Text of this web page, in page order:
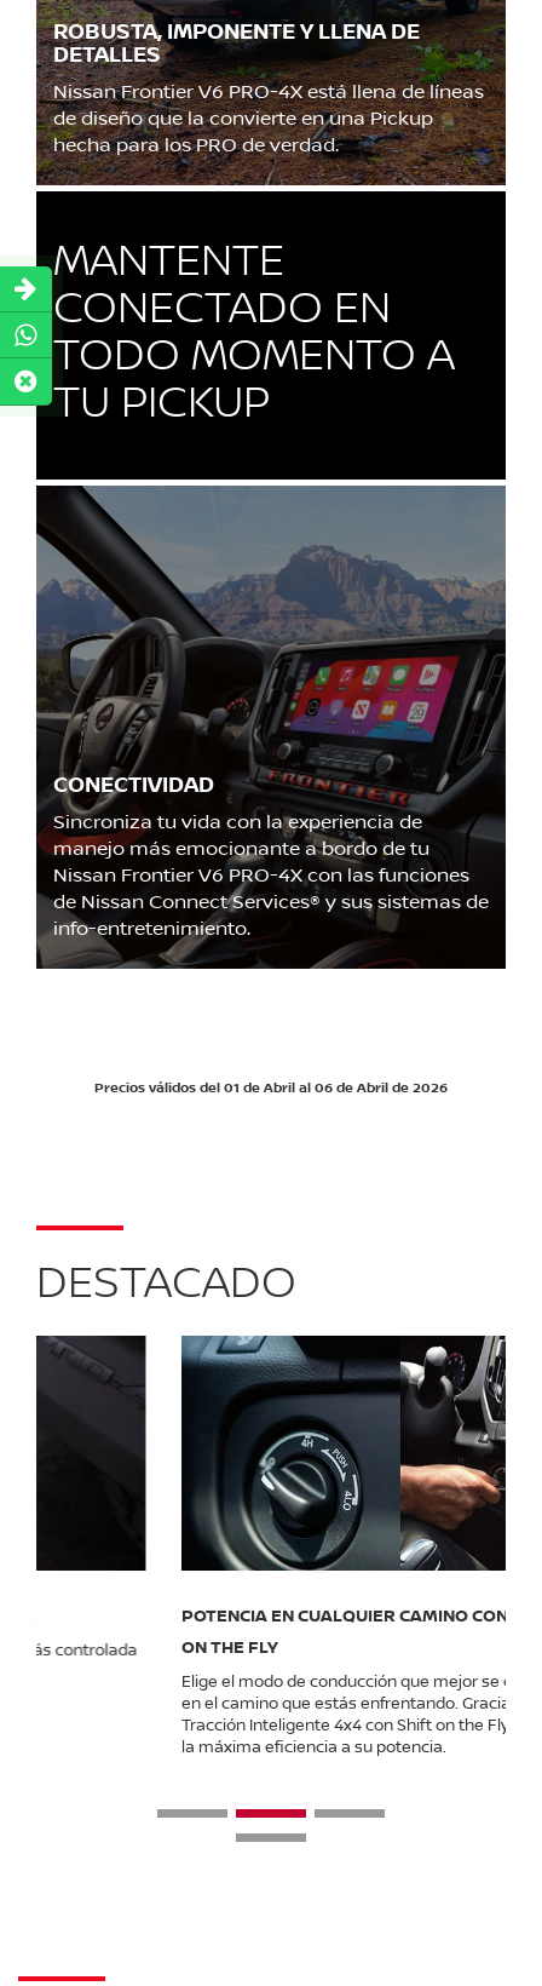
ROBUSTA, IMPONENTE Y LLENA DE
DETALLES
Nissan Frontier V6 PRO-4X está llena de líneas
de diseño que la convierte en una Pickup
hecha para los PRO de verdad.
MANTENTE
CONECTADO EN
TODO MOMENTO A
TU PICKUP
CONECTIVIDAD
Sincroniza tu vida con la experiencia de
manejo más emocionante a bordo de tu
Nissan Frontier V6 PRO-4X con las funciones
de Nissan Connect Services® y sus sistemas de
info-entretenimiento.
Precios válidos del 01 de Abril al 06 de Abril de 2026
DESTACADO
POTENCIA EN CUALQUIER CAMINO CON 4X4 SHIFT
ON THE FLY
Elige el modo de conducción que mejor se desempeñe
en el camino que estás enfrentando. Gracias a la
Tracción Inteligente 4x4 con Shift on the Fly, podrás sacar
la máxima eficiencia a su potencia.